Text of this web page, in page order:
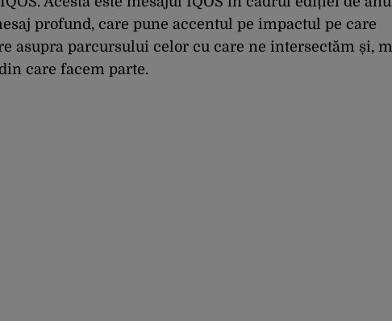
profund, care pune accentul pe impactul pe care
asupra parcursului celor cu care ne intersectăm și,
care facem parte.